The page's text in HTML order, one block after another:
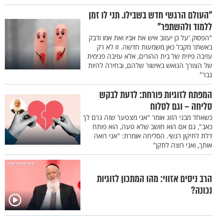
"העולם הרגשי חדש בשבילו. תני לו זמן
ללמוד ולהשתפר"
"הפסוק 'על כן יעזוב איש את אביו ואת אמו ודבק
באשתו' מקבל כאן משמעות חדשה. זו לא רק
עזיבה פיזית של בית ההורים, אלא עזיבה פנימית
של הצורך הנואש באישור שלהם, ובחירה להיות
גבר"
המפתח לזוגיות פורחת: לדעת לבקש
סליחה – וגם לסלוח
כשאחד מבני הזוג אומר "אני מצטער שזה גרם לך
כאב", גם אם הוא חושב שלא טעה, הוא פותח
דלת לתיקון רגשי. הסליחה אומרת: "אני רואה
אותך, ואני רוצה לתקן"
הרב ניסים אזווי: מהו המתכון לזוגיות
נכונה?